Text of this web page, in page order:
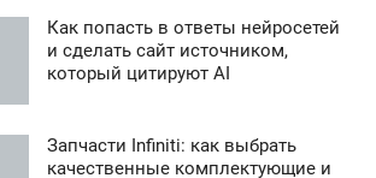
Как попасть в ответы нейросетей
и сделать сайт источником,
который цитируют AI
Запчасти Infiniti: как выбрать
качественные комплектующие и